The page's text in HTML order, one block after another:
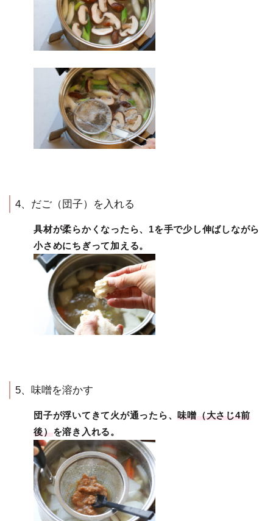
4、だご（団子）を入れる
具材が柔らかくなったら、1を手で少し伸ばしながら
小さめにちぎって加える。
5、味噌を溶かす
団子が浮いてきて火が通ったら、味噌（大さじ4前
後） を溶き入れる。